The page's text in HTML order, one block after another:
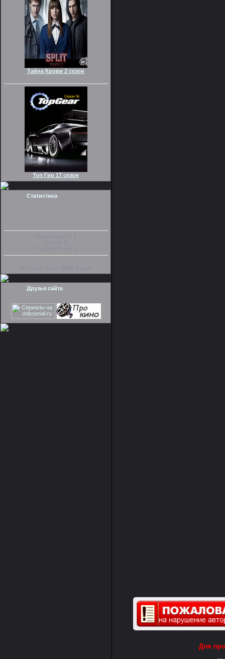
Тайна Крови 2 сезон
Топ Гир 17 сезон
Статистика
Друзья сайта
Для